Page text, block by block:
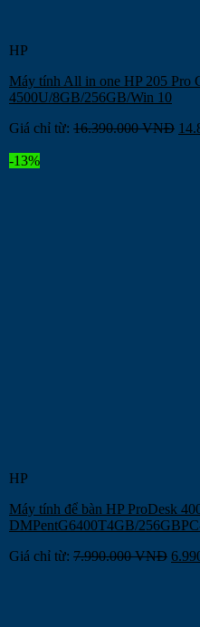
HP
Máy tính All in one HP 205 Pro
4500U/8GB/256GB/Win 10
Giá chỉ từ: 16.390.000VNĐ
-13%
HP
Máy tính để bàn HP ProDesk
DMPentG6400T4GB/
Giá chỉ từ: 7.990.000VNĐ